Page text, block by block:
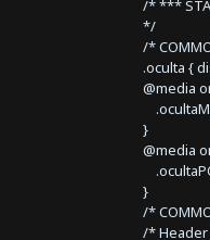
/* ***
*/
/*
.oculta {
@media
}
@media
}
/*
/*